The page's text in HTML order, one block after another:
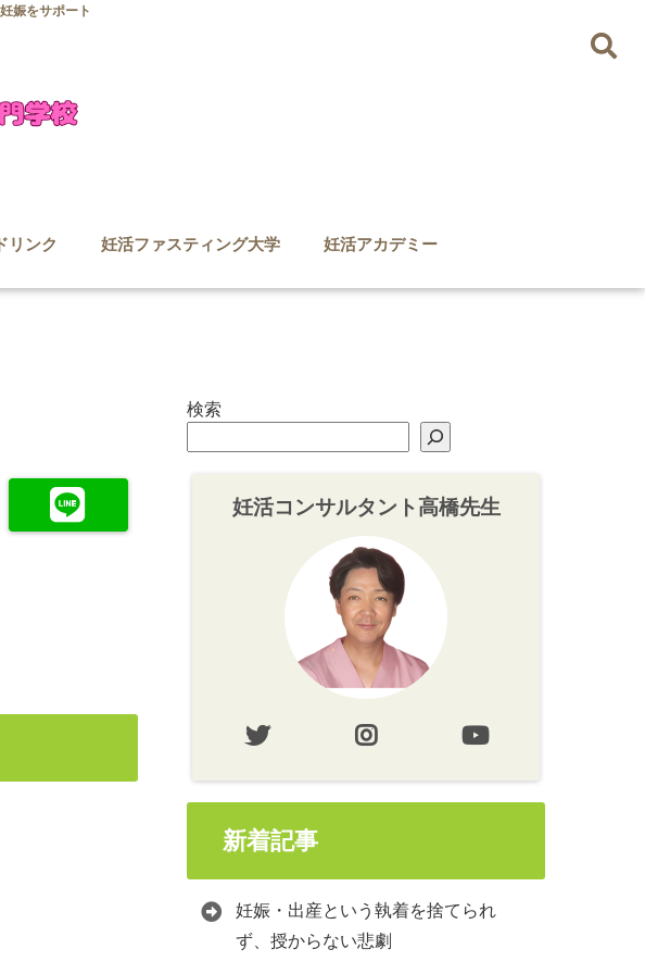
娠をサポート
リンク 妊活ファスティング大学 妊活アカデミー
検索
妊活コンサルタント高橋先生
新着記事
妊娠・出産という執着を捨てられ
ず、授からない悲劇